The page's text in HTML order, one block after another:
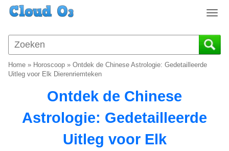
T
g
g
Home » Horoscoop » Ontdek de Chinese Astrologie: Gedetailleerde
Uitleg voor Elk Dierenriemteken
Ontdek de Chinese
Astrologie: Gedetailleerde
Uitleg voor Elk